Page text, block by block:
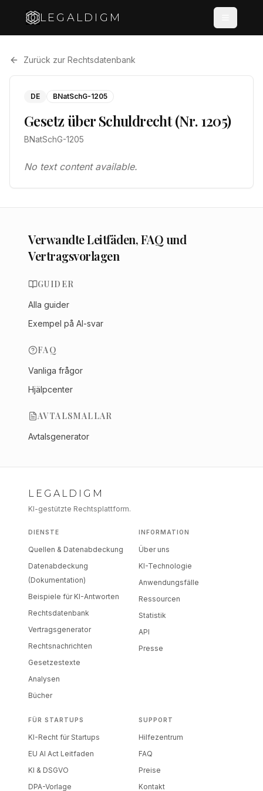
LEGALDIGM
Zurück zur Rechtsdatenbank
DE BNatSchG-1205
Gesetz über Schuldrecht (Nr. 1205)
BNatSchG-1205
No text content available.
Verwandte Leitfäden, FAQ und
Vertragsvorlagen
GUIDER
Alla guider
Exempel på AI-svar
FAQ
Vanliga frågor
Hjälpcenter
AVTALSMALLAR
Avtalsgenerator
LEGALDIGM
KI-gestützte Rechtsplattform.
DIENSTE
Quellen & Datenabdeckung
Datenabdeckung
(Dokumentation)
Beispiele für KI-Antworten
Rechtsdatenbank
Vertragsgenerator
Rechtsnachrichten
Gesetzestexte
Analysen
Bücher
INFORMATION
Über uns
KI-Technologie
Anwendungsfälle
Ressourcen
Statistik
API
Presse
FÜR STARTUPS
KI-Recht für Startups
EU AI Act Leitfaden
KI & DSGVO
DPA-Vorlage
SUPPORT
Hilfezentrum
FAQ
Preise
Kontakt